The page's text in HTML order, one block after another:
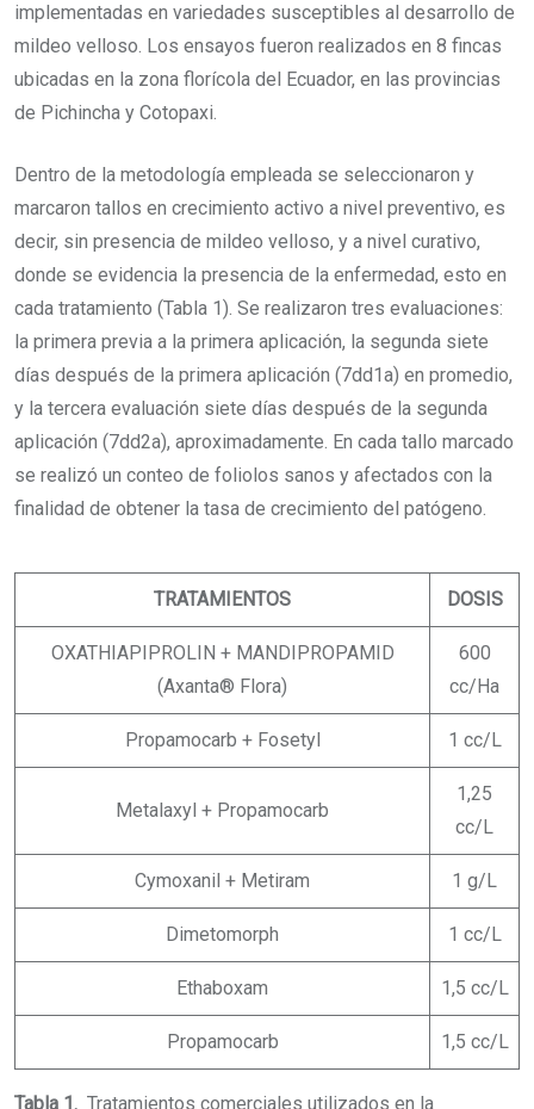
implementadas en variedades susceptibles al desarrollo de
mildeo velloso. Los ensayos fueron realizados en 8 fincas
ubicadas en la zona florícola del Ecuador, en las provincias
de Pichincha y Cotopaxi.
Dentro de la metodología empleada se seleccionaron y
marcaron tallos en crecimiento activo a nivel preventivo, es
decir, sin presencia de mildeo velloso, y a nivel curativo,
donde se evidencia la presencia de la enfermedad, esto en
cada tratamiento (Tabla 1). Se realizaron tres evaluaciones:
la primera previa a la primera aplicación, la segunda siete
días después de la primera aplicación (7dd1a) en promedio,
y la tercera evaluación siete días después de la segunda
aplicación (7dd2a), aproximadamente. En cada tallo marcado
se realizó un conteo de foliolos sanos y afectados con la
finalidad de obtener la tasa de crecimiento del patógeno.
TRATAMIENTOS DOSIS
OXATHIAPIPROLIN + MANDIPROPAMID
(Axanta® Flora)
600
cc/Ha
Propamocarb + Fosetyl 1 cc/L
Metalaxyl + Propamocarb
1,25
cc/L
Cymoxanil + Metiram 1 g/L
Dimetomorph 1 cc/L
Ethaboxam 1,5 cc/L
Propamocarb 1,5 cc/L
Tabla 1. Tratamientos comerciales utilizados en la